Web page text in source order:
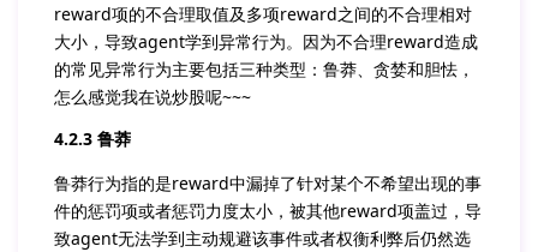
reward项的不合理取值及多项reward之间的不合理相对
大小，导致agent学到异常行为。因为不合理reward造成
的常见异常行为主要包括三种类型：鲁莽、贪婪和胆怯，
怎么感觉我在说炒股呢~~~
4.2.3 鲁莽
鲁莽行为指的是reward中漏掉了针对某个不希望出现的事
件的惩罚项或者惩罚力度太小，被其他reward项盖过，导
致agent无法学到主动规避该事件或者权衡利弊后仍然选